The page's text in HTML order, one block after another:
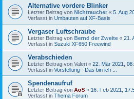
Alternative vordere Blinker
Letzter Beitrag von Nichtraucher « 5. Aug
Verfasst in Umbauten auf XF-Basis
Vergaser Luftschraube
Letzter Beitrag von Bernd der Zweite « 21.
Verfasst in Suzuki XF650 Freewind
Verabschieden
Letzter Beitrag von Valeri « 22. Mär 2021,
Verfasst in Vorstellung - Das bin ich ...
Spendenaufruf
Letzter Beitrag von AoS « 16. Feb 2021,
Verfasst in Thema Forum